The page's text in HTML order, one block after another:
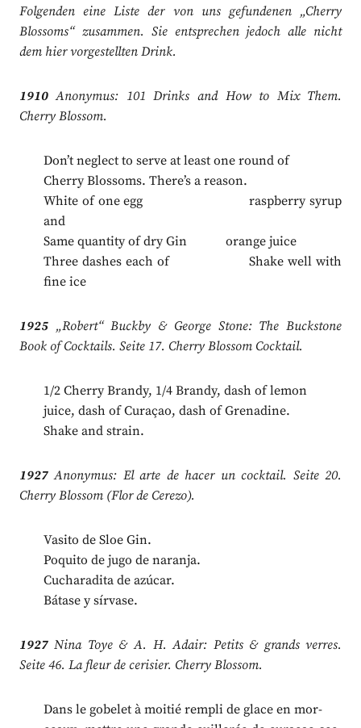
Folgenden eine Liste der von uns gefundenen „Cherry
Blossoms“ zusammen. Sie entsprechen jedoch alle nicht
dem hier vorgestellten Drink.
1910Anonymus: 101 Drinks and How to Mix Them.
Cherry Blossom.
Don’t neglect to serve at least one round of
Cherry Blossoms. There’s a reason.
White of one egg raspberry syrup
and
Same quantity of dry Gin orange juice
Three dashes each of Shake well with
fine ice
1925„Robert“ Buckby & George Stone: The Buckstone
Book of Cocktails. Seite 17. Cherry Blossom Cocktail.
1/2 Cherry Brandy, 1/4 Brandy, dash of lemon
juice, dash of Curaçao, dash of Grenadine.
Shake and strain.
1927Anonymus: El arte de hacer un cocktail. Seite 20.
Cherry Blossom (Flor de Cerezo).
Vasito de Sloe Gin.
Poquito de jugo de naranja.
Cucharadita de azúcar.
Bátase y sírvase.
1927Nina Toye & A. H. Adair: Petits & grands verres.
Seite 46. La fleur de cerisier. Cherry Blossom.
Dans le gobelet à moitié rempli de glace en mor-